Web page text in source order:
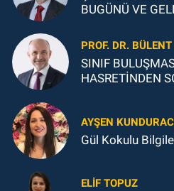
BUGÜNÜ VE
PROF. DR.
SINIF
HASRETİNDEN
AYŞEN
Gül Kokulu
ELIF TOPUZ